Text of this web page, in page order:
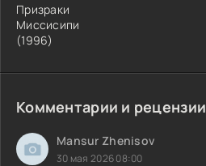
Призраки
Миссисипи
(1996)
Комментарии и рецензии
Mansur Zhenisov
30 мая 2026 08:00